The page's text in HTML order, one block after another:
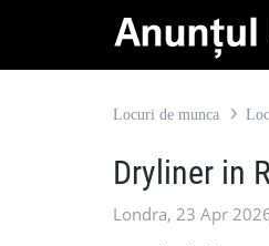
Locuri de munca
Dryliner in
Londra, 23 Apr